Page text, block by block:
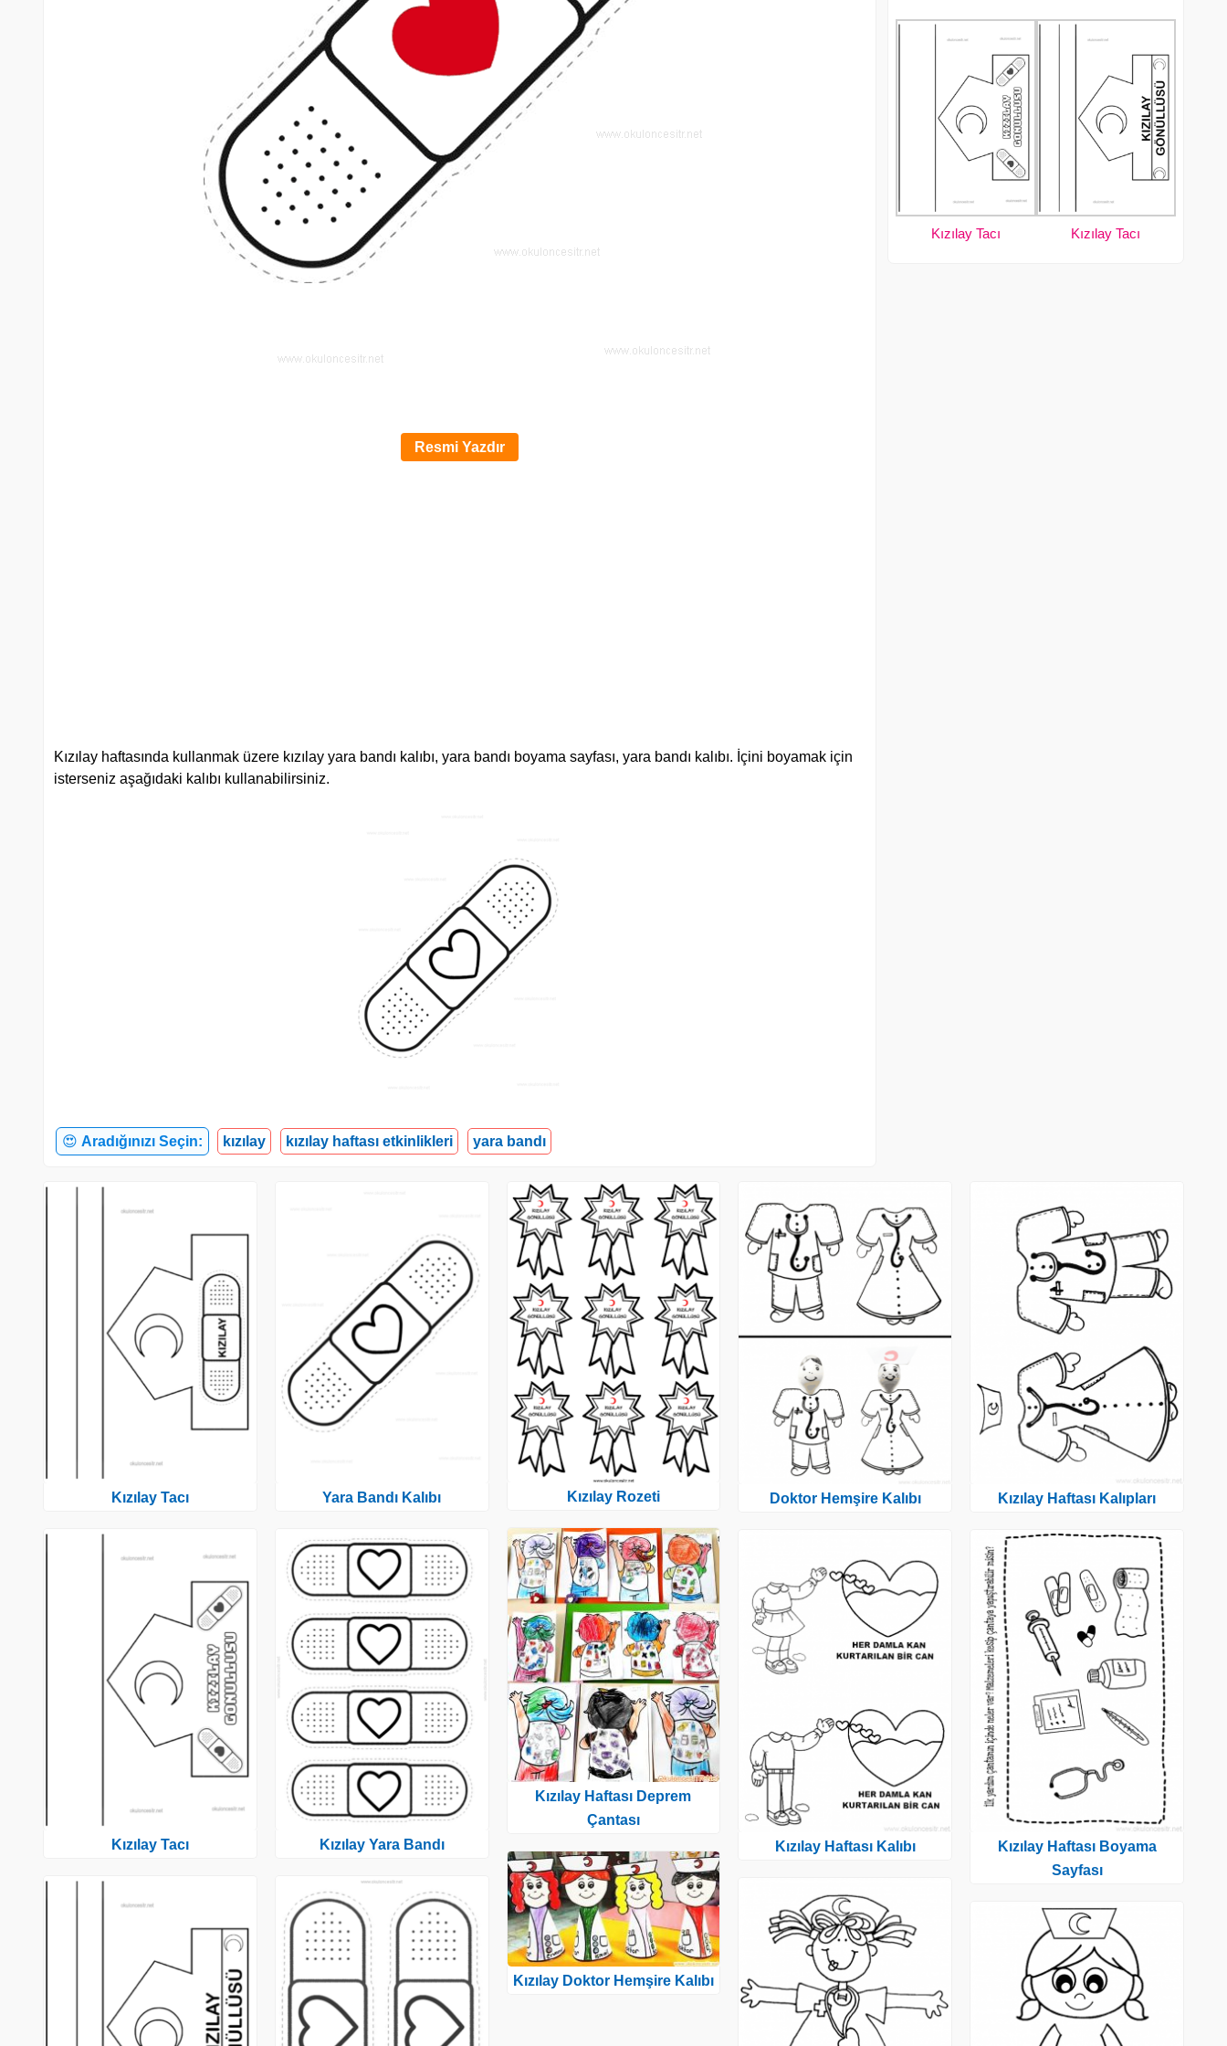
Resmi Yazdır
Kızılay haftasında kullanmak üzere kızılay yara bandı kalıbı, yara bandı boyama sayfası, yara bandı kalıbı. İçini boyamak için
isterseniz aşağıdaki kalıbı kullanabilirsiniz.
😍 Aradığınızı Seçin: kızılay kızılay haftası etkinlikleri yara bandı
Kızılay Tacı Kızılay Tacı
Kızılay Tacı
Kızılay Tacı
Yara Bandı Kalıbı
Kızılay Yara Bandı
Kızılay Rozeti
Kızılay Haftası Deprem
Çantası
Kızılay Doktor Hemşire Kalıbı
Doktor Hemşire Kalıbı
Kızılay Haftası Kalıbı
Kızılay Haftası Kalıpları
Kızılay Haftası Boyama
Sayfası